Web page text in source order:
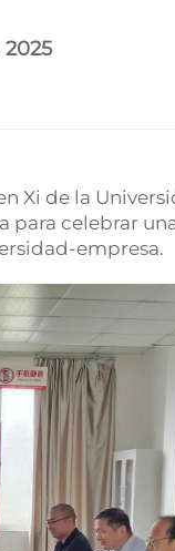
2025
Xi de la
para celebrar
empresa.